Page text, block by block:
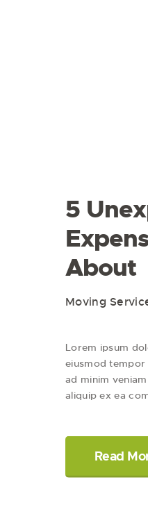
5
About
Moving
Lorem ipsum
eiusmod tempor
ad minim
aliquip ex ea
Read